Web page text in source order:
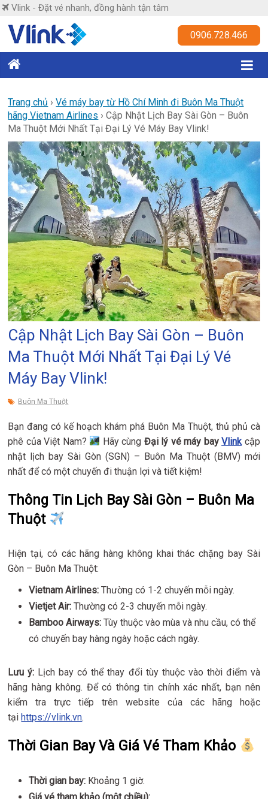
Skip
content
Vlink - Đặt vé nhanh, đồng hành tận tâm
Vlink
nhanh,
đồng
hành
tận
tâm
0906.728.466
Trang chủ ›Vé máy bay từ Hồ Chí Minh đi Buôn Ma Thuột
hãng Vietnam Airlines ›Cập Nhật Lịch Bay Sài Gòn – Buôn
Ma Thuột Mới Nhất Tại Đại Lý Vé Máy Bay Vlink!
Cập Nhật Lịch Bay Sài Gòn – Buôn
Ma Thuột Mới Nhất Tại Đại Lý Vé
Máy Bay Vlink!
Buôn Ma Thuột
Bạn đang có kế hoạch khám phá Buôn Ma Thuột, thủ phủ cà
phê của Việt Nam?
Hãy cùng Đại lý vé máy bayVlink cập
nhật lịch bay Sài Gòn (SGN) – Buôn Ma Thuột (BMV) mới
nhất để có một chuyến đi thuận lợi và tiết kiệm!
Thông Tin Lịch Bay Sài Gòn – Buôn Ma
Thuột
Hiện tại, có các hãng hàng không khai thác chặng bay Sài
Gòn – Buôn Ma Thuột:
Vietnam Airlines: Thường có 1-2 chuyến mỗi ngày.
Vietjet Air: Thường có 2-3 chuyến mỗi ngày.
Bamboo Airways: Tùy thuộc vào mùa và nhu cầu, có thể
có chuyến bay hàng ngày hoặc cách ngày.
Lưu ý: Lịch bay có thể thay đổi tùy thuộc vào thời điểm và
hãng hàng không. Để có thông tin chính xác nhất, bạn nên
kiểm tra trực tiếp trên website của các hãng hoặc
tạihttps://vlink.vn.
Thời Gian Bay Và Giá Vé Tham Khảo
Thời gian bay: Khoảng 1 giờ.
Giá vé tham khảo (một chiều):